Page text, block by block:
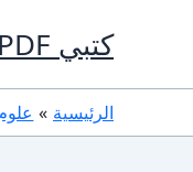
كتبي PDF
الرئيسية